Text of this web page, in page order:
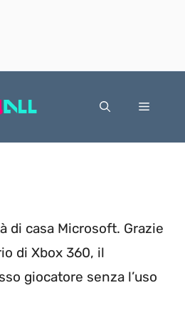
Menu
di casa Microsoft. Grazie
di Xbox 360, il
giocatore senza l’uso